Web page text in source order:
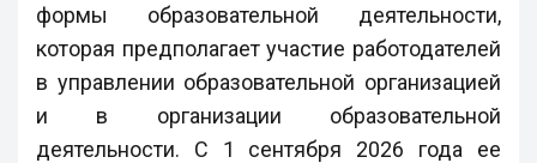
формы образовательной деятельности,
которая предполагает участие работодателей
в управлении образовательной организацией
и в организации образовательной
деятельности. С 1 сентября 2026 года ее